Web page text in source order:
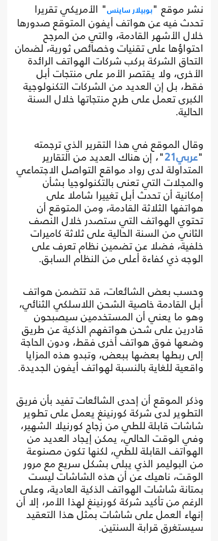
نشر موقع "بوبيلار ساينس" الأمريكي تقريرا
تحدث فيه عن هواتف أيفون المتوقع صدورها
خلال الأشهر القادمة، والتي من المرجح
احتواؤها على تقنيات وخصائص ثورية، لضمان
التحاق الشركة بركب شركات الهواتف الرائدة
الأخرى، ولا يقتصر الأمر على منتجات أبل
فقط، بل إن العديد من الشركات التكنولوجية
الكبرى تعمل على طرح منتجاتها خلال السنة
الحالية.
وقال الموقع في هذا التقرير الذي ترجمته
"عربي21 "، إن هناك العديد من التقارير
المتداولة لدى رواد مواقع التواصل الاجتماعي
والمجلات التي تعنى بالتكنولوجيا بشأن
إمكانية أن تحدث أبل تغييرا شاملا على
هواتفها الثلاثة القادمة، ومن المتوقع أن
تحتوي الهواتف التي ستصدر خلال النصف
الثاني من السنة الحالية على ثلاثة كاميرات
خلفية، فضلا عن تضمين نظام تعرف على
الوجه ذي كفاءة أعلى من النظام السابق.
وحسب بعض الشائعات، قد تتضمن هواتف
أبل القادمة خاصية الشحن اللاسلكي الثنائي،
وهو ما يعني أن المستخدمين سيصبحون
قادرين على شحن هواتفهم الذكية عن طريق
وضعها فوق هواتف أخرى فقط، ودون الحاجة
إلى ربطها بعضها ببعض، وتبدو هذه المزايا
واقعية للغاية بالنسبة لهواتف أيفون الجديدة.
وذكر الموقع أن إحدى الشائعات تفيد بأن فريق
التطوير لدى شركة كورنينغ يعمل على تطوير
شاشات قابلة للطي من زجاج كورنيلا الشهير،
وفي الوقت الحالي، يمكن إيجاد العديد من
الهواتف القابلة للطي، لكنها تكون مصنوعة
من البوليمر الذي يبلى بشكل سريع مع مرور
الوقت، ناهيك عن أن هذه الشاشات ليست
بمتانة شاشات الهواتف الذكية العادية، وعلى
الرغم من تأكيد شركة كورنينغ لهذا الأمر، إلا أن
إنهاء العمل على شاشات بمثل هذا التعقيد
سيستغرق قرابة السنتين.